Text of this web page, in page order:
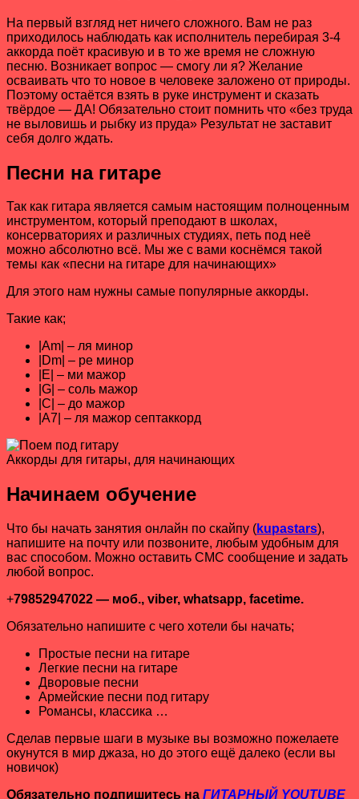
На первый взгляд нет ничего сложного. Вам не раз
приходилось наблюдать как исполнитель перебирая 3-4
аккорда поёт красивую и в то же время не сложную
песню. Возникает вопрос — смогу ли я? Желание
осваивать что то новое в человеке заложено от природы.
Поэтому остаётся взять в руке инструмент и сказать
твёрдое — ДА! Обязательно стоит помнить что «без труда
не выловишь и рыбку из пруда» Результат не заставит
себя долго ждать.
Песни на гитаре
Так как гитара является самым настоящим полноценным
инструментом, который преподают в школах,
консерваториях и различных студиях, петь под неё
можно абсолютно всё. Мы же с вами коснёмся такой
темы как «песни на гитаре для начинающих»
Для этого нам нужны самые популярные аккорды.
Такие как;
|Am| – ля минор
|Dm| – ре минор
|E| – ми мажор
|G| – соль мажор
|C| – до мажор
|A7| – ля мажор септаккорд
Аккорды для гитары, для начинающих
Начинаем обучение
Что бы начать занятия онлайн по скайпу (kupastars),
напишите на почту или позвоните, любым удобным для
вас способом. Можно оставить СМС сообщение и задать
любой вопрос.
+79852947022 — моб., viber, whatsapp, facetime.
Обязательно напишите с чего хотели бы начать;
Простые песни на гитаре
Легкие песни на гитаре
Дворовые песни
Армейские песни под гитару
Романсы, классика …
Сделав первые шаги в музыке вы возможно пожелаете
окунутся в мир джаза, но до этого ещё далеко (если вы
новичок)
Обязательно подпишитесь на ГИТАРНЫЙ YOUTUBE